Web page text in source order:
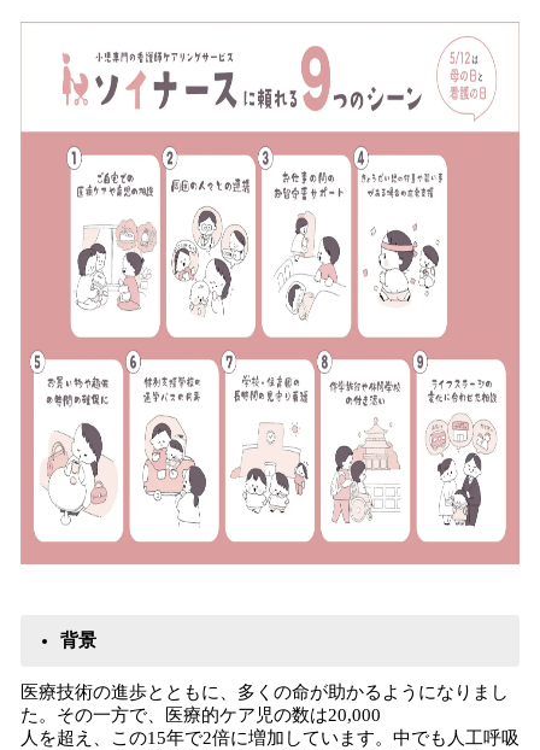
で
背景
医療技術の進歩とともに、多くの命が助かるようになりまし
た。その一方で、医療的ケア児の数は20,000
人を超え、この15年で2倍に増加しています。中でも人工呼吸